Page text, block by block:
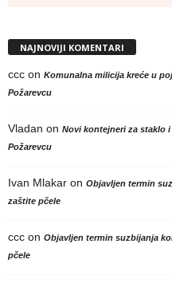
NAJNOVIJI KOMENTARI
ccc on Komunalna milicija kreće u
Požarevcu
Vladan on Novi kontejneri za staklo
Požarevcu
Ivan Mlakar on Objavljen termin
zaštite pčele
ccc on Objavljen termin suzbijanja
pčele